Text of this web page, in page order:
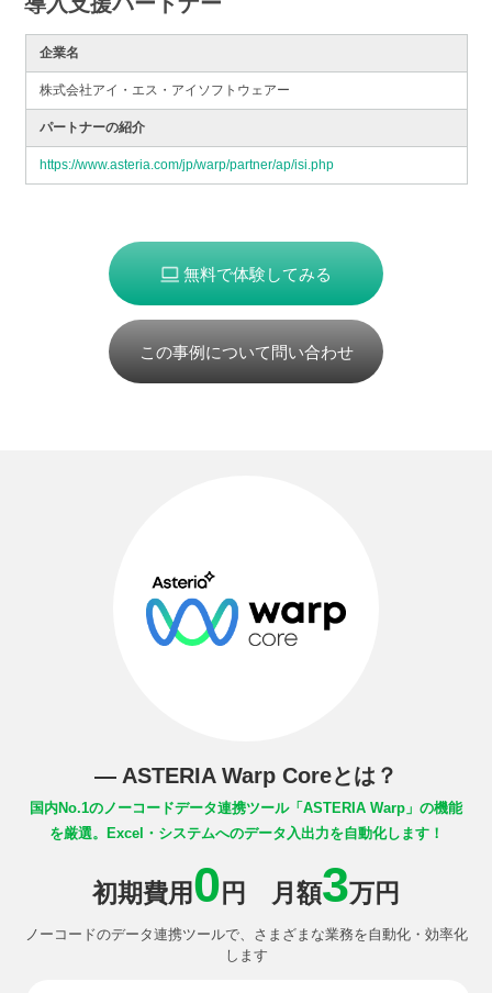
企業名
株式会社アイ・エス・アイソフトウェアー
パートナーの紹介
https://www.asteria.com/jp/warp/partner/ap/isi.php
無料で体験してみる
この事例について問い合わせ
― ASTERIA Warp Coreとは？
国内No.1のノーコードデータ連携ツール「ASTERIA Warp」の機能
を厳選。 Excel・システムへのデータ入出力を自動化します！
初期費用 0 円 月額3万円
ノーコードのデータ連携ツールで、さまざまな業務を自動化・効率化
します